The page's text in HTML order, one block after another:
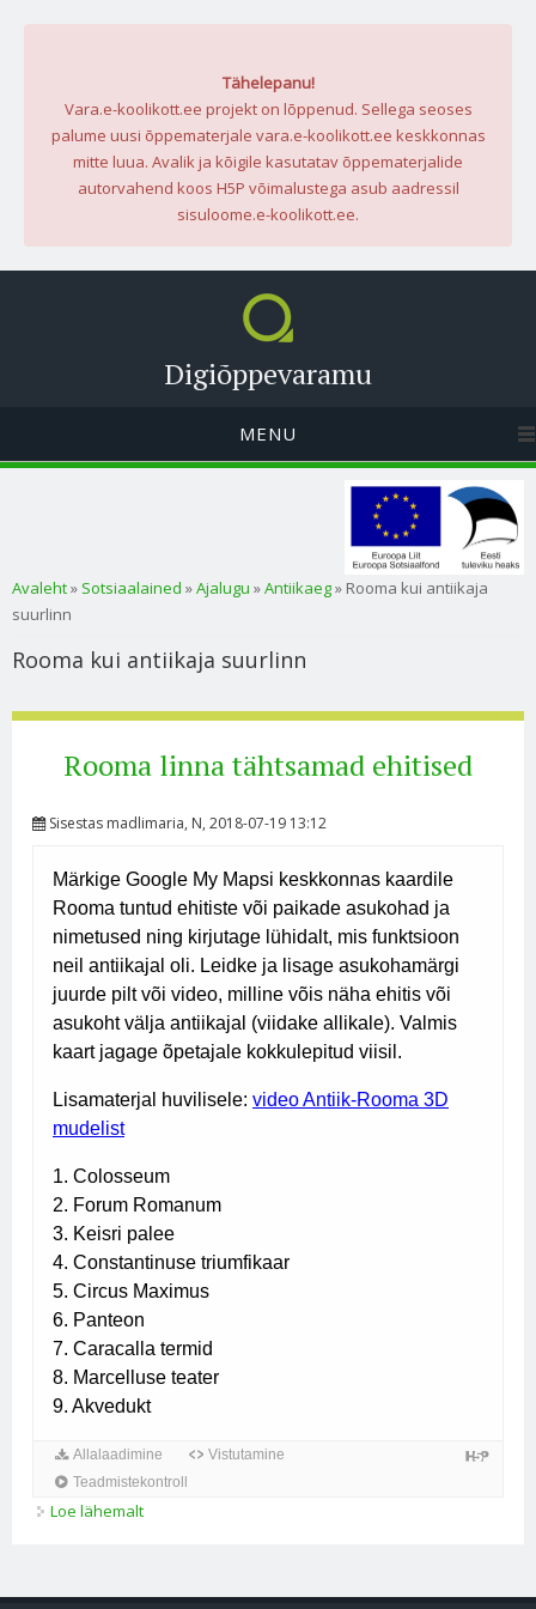
Tähelepanu!
Vara.e-koolikott.ee projekt on lõppenud. Sellega seoses
palume uusi õppematerjale vara.e-koolikott.ee keskkonnas
mitte luua. Avalik ja kõigile kasutatav õppematerjalide
autorvahend koos H5P võimalustega asub aadressil
sisuloome.e-koolikott.ee.
Digiõppevaramu
MENU
Sa oled siin
Avaleht» Sotsiaalained »Ajalugu »Antiikaeg» Rooma kui antiikaja
suurlinn
Rooma kui antiikaja suurlinn
Rooma linna tähtsamad ehitised
Sisestas madlimaria, N, 2018-07-19 13:12
Loe lähemalt